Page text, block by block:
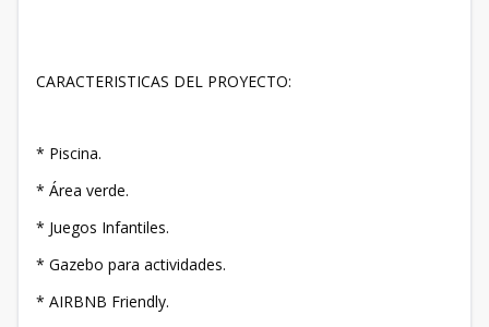
CARACTERISTICAS DEL PROYECTO:
* Piscina.
* Área verde.
* Juegos Infantiles.
* Gazebo para actividades.
* AIRBNB Friendly.